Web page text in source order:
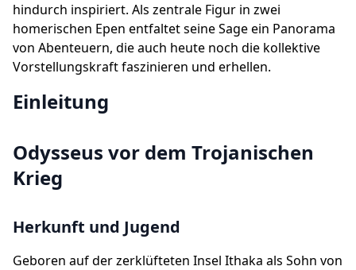
hindurch inspiriert. Als zentrale Figur in zwei
homerischen Epen entfaltet seine Sage ein Panorama
von Abenteuern, die auch heute noch die kollektive
Vorstellungskraft faszinieren und erhellen.
Einleitung
Odysseus vor dem Trojanischen
Krieg
Herkunft und Jugend
Geboren auf der zerklüfteten Insel Ithaka als Sohn von